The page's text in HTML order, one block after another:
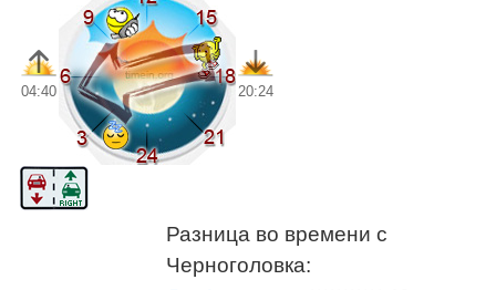
04:40 20:24
Разница во времени с
Черноголовка: